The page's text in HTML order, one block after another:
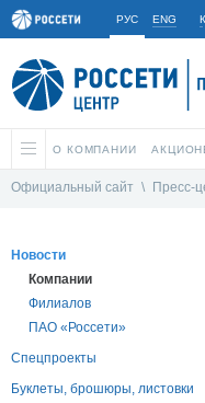
РУС ENG
О КОМПАНИИ
Официальный сайт \ Пресс-
Новости
Компании
Филиалов
ПАО «Россети»
Спецпроекты
Буклеты, брошюры, листовки